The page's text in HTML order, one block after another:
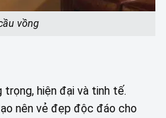
vồng
hiện đại và tinh tế.
nên vẻ đẹp độc đáo cho